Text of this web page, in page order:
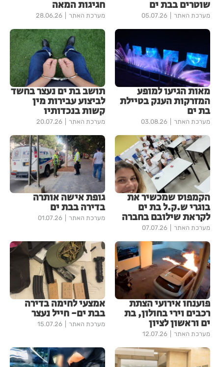
שוטרים בבת ים
מערכת האתר 05.07.26
חגיגות המאה
מערכת האתר 28.06.26
מאות הגיעו למופע
המזרקות הענק בטיילת
בת ים
מערכת האתר 03.08.26
תושב בת ים נעצר בחשד
לביצוע עבירות מין
קשות בנכדותיו
מערכת האתר 20.07.26
הקמפוס שמכשיר את
בוגרי ש.ק.ל בת ים
לקראת שילובם בחברה
מערכת האתר 07.07.26
גופת אישה אותרה
בדירה בבת ים
מערכת האתר 01.07.26
פוענחו אירועי הצתת
רכבים וירי בחולון, בת
ים וראשון לציון
מערכת האתר 12.07.26
אמצעי לחימה בדירה
בבת ים- חייל נעצר
מערכת האתר 15.07.26